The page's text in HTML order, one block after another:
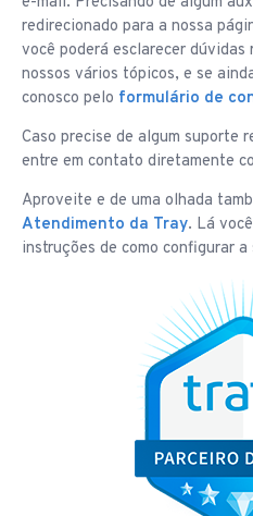
redirecionado para a nossa
você poderá esclarecer dúvidas
nossos vários tópicos, e se
conosco pelo formulário de
Caso precise de algum suporte
entre em contato diretamente
Aproveite e de uma olhada
Atendimento da Tray. Lá
instruções de como configurar a